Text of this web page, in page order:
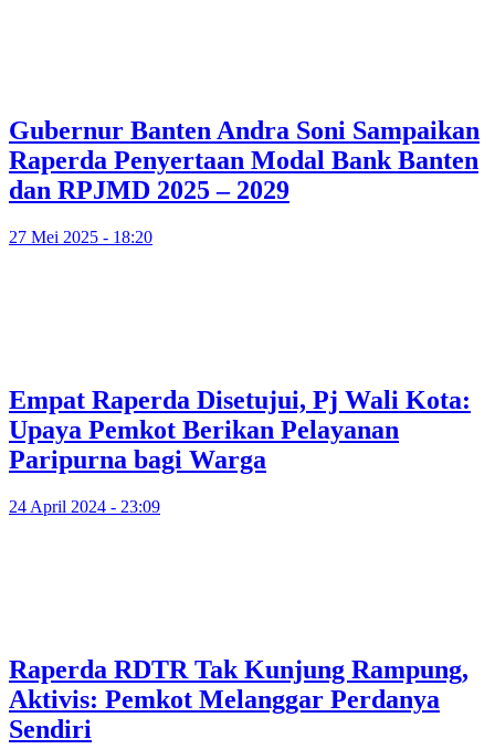
Gubernur Banten Andra Soni Sampaikan
Raperda Penyertaan Modal Bank Banten
dan RPJMD 2025 – 2029
27 Mei 2025 - 18:20
Empat Raperda Disetujui, Pj Wali Kota:
Upaya Pemkot Berikan Pelayanan
Paripurna bagi Warga
24 April 2024 - 23:09
Raperda RDTR Tak Kunjung Rampung,
Aktivis: Pemkot Melanggar Perdanya
Sendiri